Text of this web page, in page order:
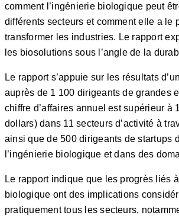
comment l’ingénierie biologique peut
différents secteurs et comment elle a le
transformer les industries. Le rapport
les biosolutions sous l’angle de la
Le rapport s’appuie sur les résultats
auprès de 1 100 dirigeants de grandes
chiffre d’affaires annuel est supérieur à
dollars) dans 11 secteurs d’activité à
ainsi que de 500 dirigeants de startups
l’ingénierie biologique et dans des
Le rapport indique que les progrès liés
biologique ont des implications
pratiquement tous les secteurs,